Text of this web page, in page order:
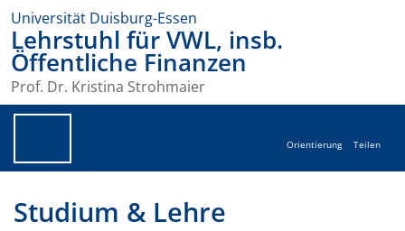
Universität Duisburg-Essen
Lehrstuhl für VWL, insb.
Öffentliche Finanzen
Prof. Dr. Kristina Strohmaier
Orientierung Teilen
Studium & Lehre